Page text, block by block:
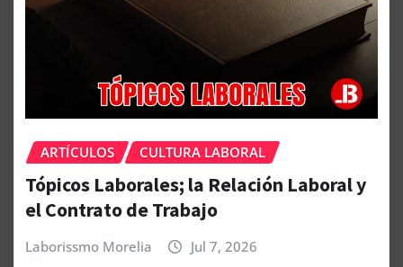
ARTÍCULOS CULTURA LABORAL
Tópicos Laborales; la Relación Laboral y
el Contrato de Trabajo
Laborissmo Morelia Jul 7, 2026